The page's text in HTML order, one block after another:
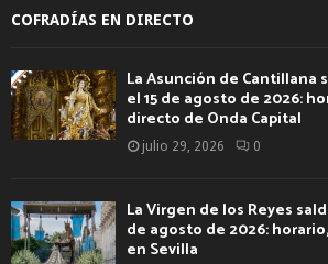
COFRADÍAS EN DIRECTO
La Asunción de Cantillana
el 15 de agosto de 2026:
directo de Onda Capital
julio 29, 2026 0
La Virgen de los Reyes
de agosto de 2026:
en Sevilla